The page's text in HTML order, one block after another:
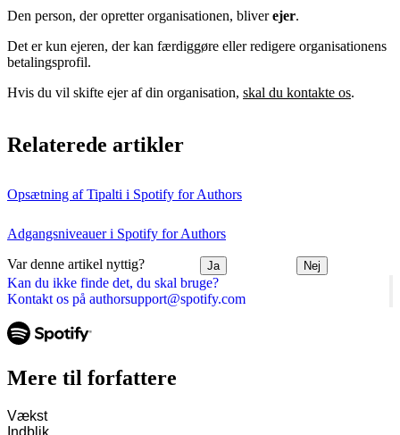
Kan du ikke finde det, du skal bruge?
Kontakt os på authorsupport@spotify.com
Den person, der opretter organisationen, bliverejer.
Det er kun ejeren, der kan færdiggøre eller redigere organisationens
betalingsprofil.
Hvis du vil skifte ejer af din organisation, skal du kontakte os.
Relaterede artikler
Opsætning af Tipalti i Spotify for Authors
Adgangsniveauer i Spotify for Authors
Var denne artikel nyttig? Ja Nej
Mere til forfattere
Vækst
Indblik